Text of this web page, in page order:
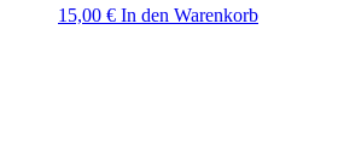
15,00 € In den Warenkorb